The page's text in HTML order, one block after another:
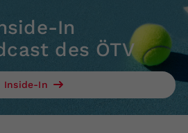
In
des ÖTV
Inside-In